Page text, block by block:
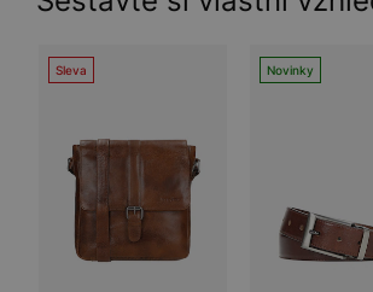
Sleva Novinky